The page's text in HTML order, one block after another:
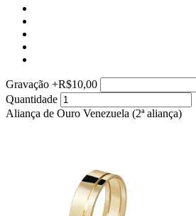
Gravação +R$10,00
Quantidade
Aliança de Ouro Venezuela (2ª aliança)